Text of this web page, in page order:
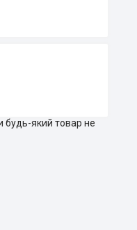
будь-який товар не